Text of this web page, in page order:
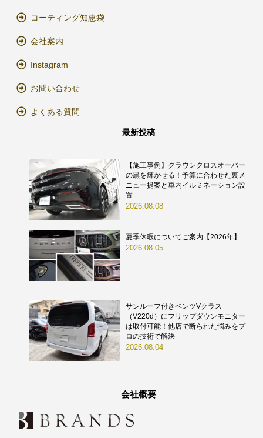
コーティング知恵袋
会社案内
Instagram
お問い合わせ
よくある質問
最新投稿
【施工事例】クラウンクロスオーバー
の黒を輝かせる！予算に合わせた裏メ
ニュー提案と車内イルミネーション設
置
2026.08.08
夏季休暇についてご案内【2026年】
2026.08.05
サンルーフ付きベンツVクラス
（V220d）にフリップダウンモニター
は取付可能！他店で断られた悩みをプ
ロの技術で解決
2026.08.04
会社概要